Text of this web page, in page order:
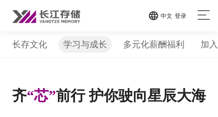
中文 登录
长存文化 学习与成长 多元化薪酬福利 加
齐“芯”前行 护你驶向星辰大海